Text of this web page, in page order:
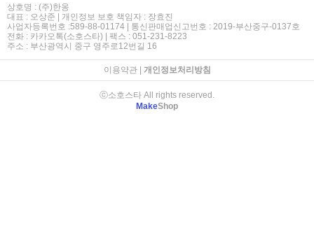
상호명 : (주)한옹
대표 : 오상준 | 개인정보 보호 책임자 : 장효진
사업자등록번호 :589-88-01174 | 통신판매업신고번호 : 2019-부산중구-0137호
전화 : 카카오톡(소호스타) | 팩스 : 051-231-8223
주소 : 부산광역시 중구 영주로12번길 16
이용약관| 개인정보처리방침
ⓒ소호스타 All rights reserved.
MakeShop